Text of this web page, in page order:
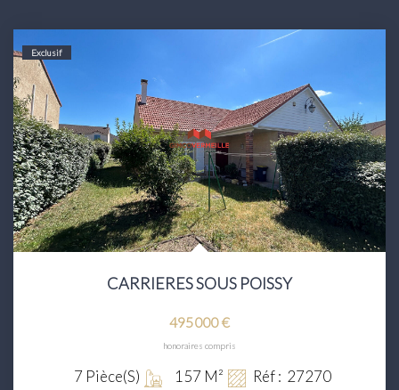
Exclusif
CARRIERES SOUS POISSY
495 000 €
honoraires compris
7 Pièce(s) 157 M² Réf : 27270